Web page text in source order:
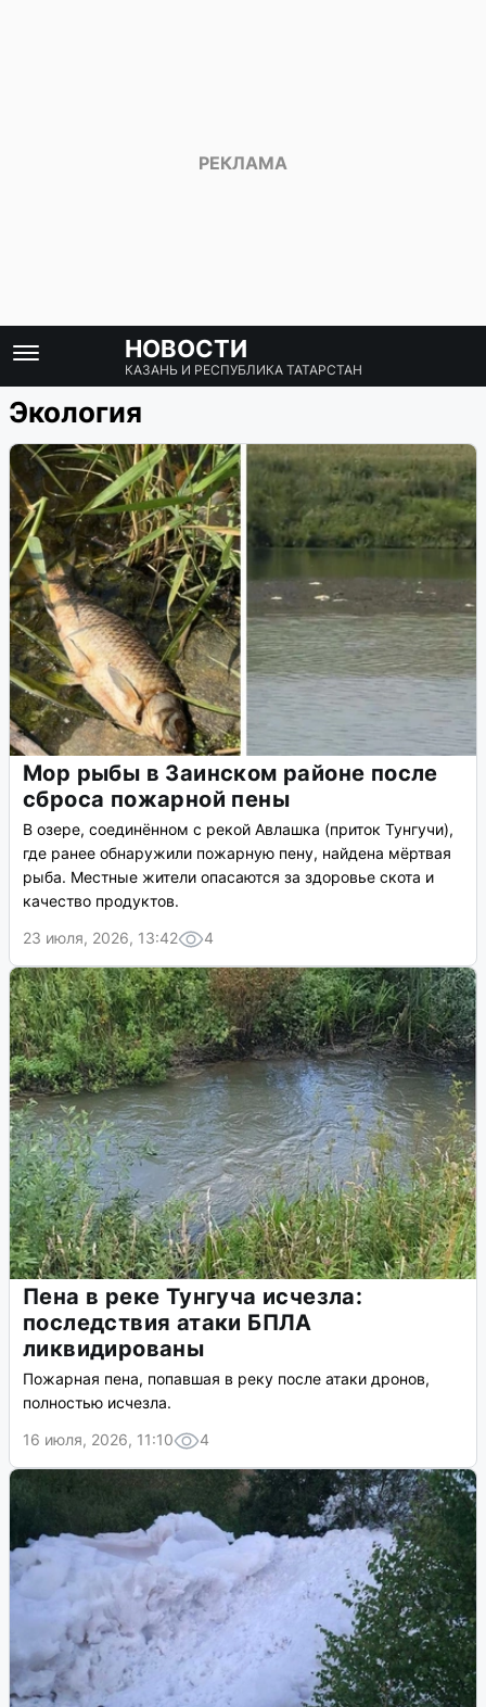
НОВОСТИ
КАЗАНЬ И РЕСПУБЛИКА ТАТАРСТАН
Экология
Мор рыбы в Заинском районе после
сброса пожарной пены
В озере, соединённом с рекой Авлашка (приток Тунгучи),
где ранее обнаружили пожарную пену, найдена мёртвая
рыба. Местные жители опасаются за здоровье скота и
качество продуктов.
23 июля, 2026, 13:42
4
Пена в реке Тунгуча исчезла:
последствия атаки БПЛА
ликвидированы
Пожарная пена, попавшая в реку после атаки дронов,
полностью исчезла.
16 июля, 2026, 11:10
4